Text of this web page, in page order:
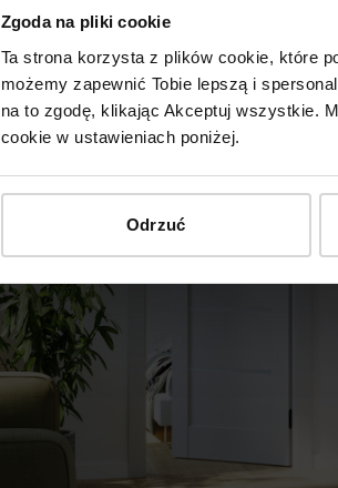
Zgoda na pliki cookie
Ta strona korzysta z plików cookie, które
możemy zapewnić Tobie lepszą i
na to zgodę, klikając Akceptuj wszystkie.
cookie w ustawieniach poniżej.
Odrzuć